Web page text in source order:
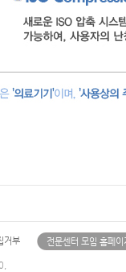
거부 전문센터 모임 홈페이